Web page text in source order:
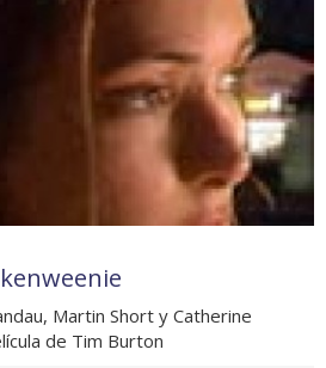
Martin Short y Catherine
de Tim Burton